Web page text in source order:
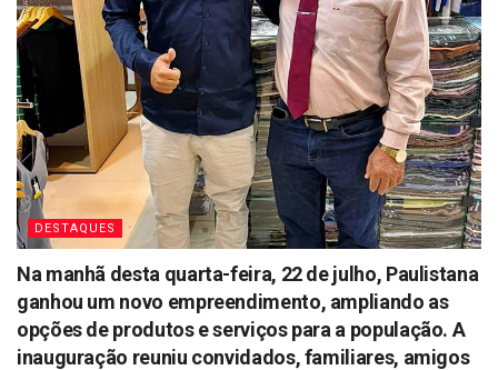
DESTAQUES
Na manhã desta quarta-feira, 22 de julho, Paulistana
ganhou um novo empreendimento, ampliando as
opções de produtos e serviços para a população. A
inauguração reuniu convidados, familiares, amigos